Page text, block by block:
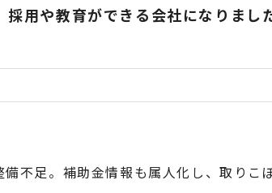
採用や教育ができる会社になりました
不足。補助金情報も属人化し、取りこ